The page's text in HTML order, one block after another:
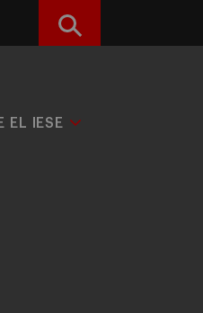
Buscar
EL IESE